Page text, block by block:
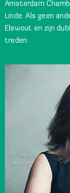
Amsterdam
Linde. Als geen
Elswout en zijn
treden.